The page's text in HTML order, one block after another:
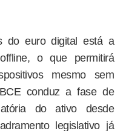
do euro digital está a
o que permitirá
mesmo sem
conduz a fase de
do ativo desde
legislativo já